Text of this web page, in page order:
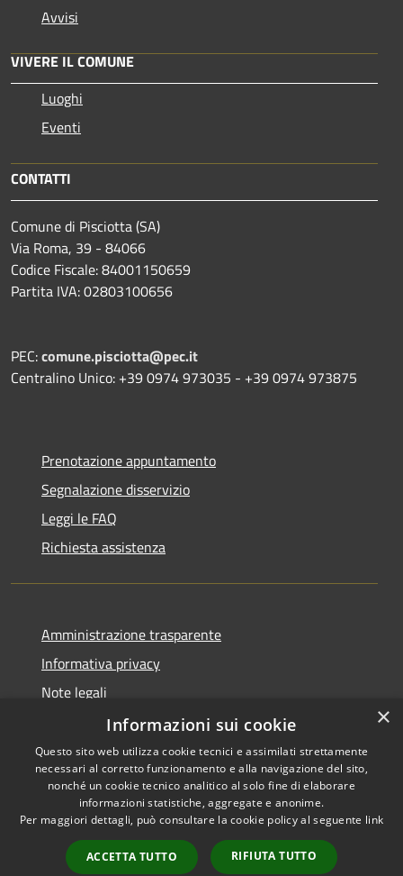
Avvisi
VIVERE IL COMUNE
Luoghi
Eventi
CONTATTI
Comune di Pisciotta (SA)
Via Roma, 39 - 84066
Codice Fiscale: 84001150659
Partita IVA: 02803100656
PEC:comune.pisciotta@pec.it
Centralino Unico: +39 0974 973035 - +39 0974 973875
Prenotazione appuntamento
Segnalazione disservizio
Leggi le FAQ
Richiesta assistenza
Amministrazione trasparente
Informativa privacy
Note legali
Dichiarazione di accessibilità
RSS
Accessibilità
Copyright © 2026 • Comune di
Pisciotta • Powered by
Municipium•
Accesso
×
Informazioni sui cookie
Questo sito web utilizza cookie tecnici e assimilati strettamente
necessari al corretto funzionamento e alla navigazione del sito,
nonché un cookie tecnico analitico al solo fine di elaborare
informazioni statistiche, aggregate e anonime.
Per maggiori dettagli, può consultare la cookie policy al seguente link
ACCETTA TUTTO RIFIUTA TUTTO